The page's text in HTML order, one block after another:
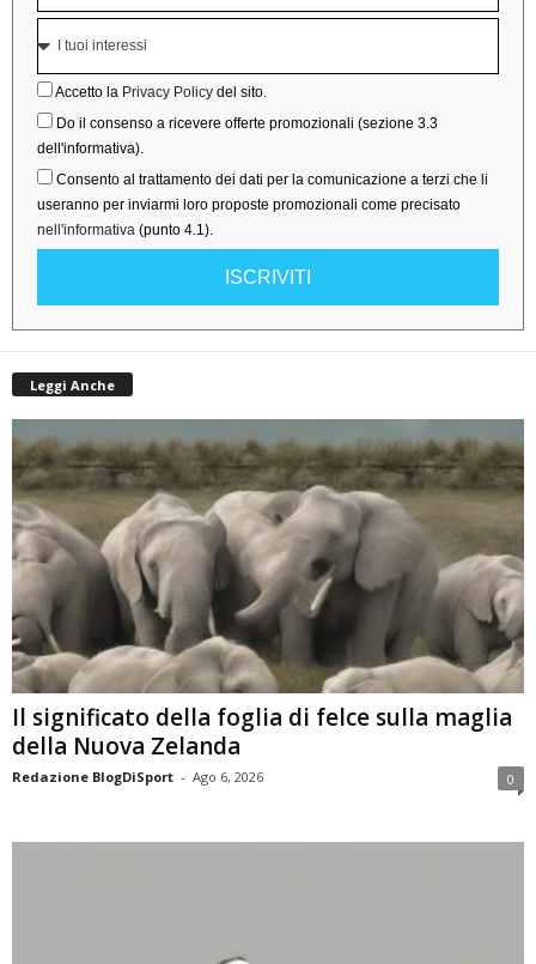
Accetto la Privacy Policy del sito.
Do il consenso a ricevere offerte promozionali (sezione 3.3
dell'informativa).
Consento al trattamento dei dati per la comunicazione a terzi che li
useranno per inviarmi loro proposte promozionali come precisato
nell'informativa (punto 4.1).
ISCRIVITI
Leggi Anche
Il significato della foglia di felce sulla maglia
della Nuova Zelanda
Redazione BlogDiSport - Ago 6, 2026 0